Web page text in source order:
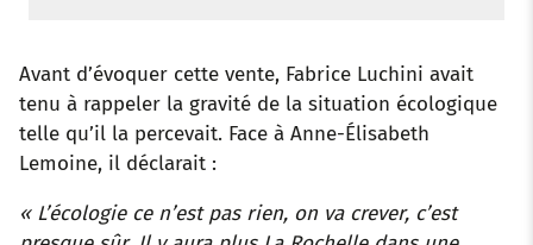
Avant d’évoquer cette vente, Fabrice Luchini avait
tenu à rappeler la gravité de la situation écologique
telle qu’il la percevait. Face à Anne-Élisabeth
Lemoine, il déclarait :
« L’écologie ce n’est pas rien, on va crever, c’est